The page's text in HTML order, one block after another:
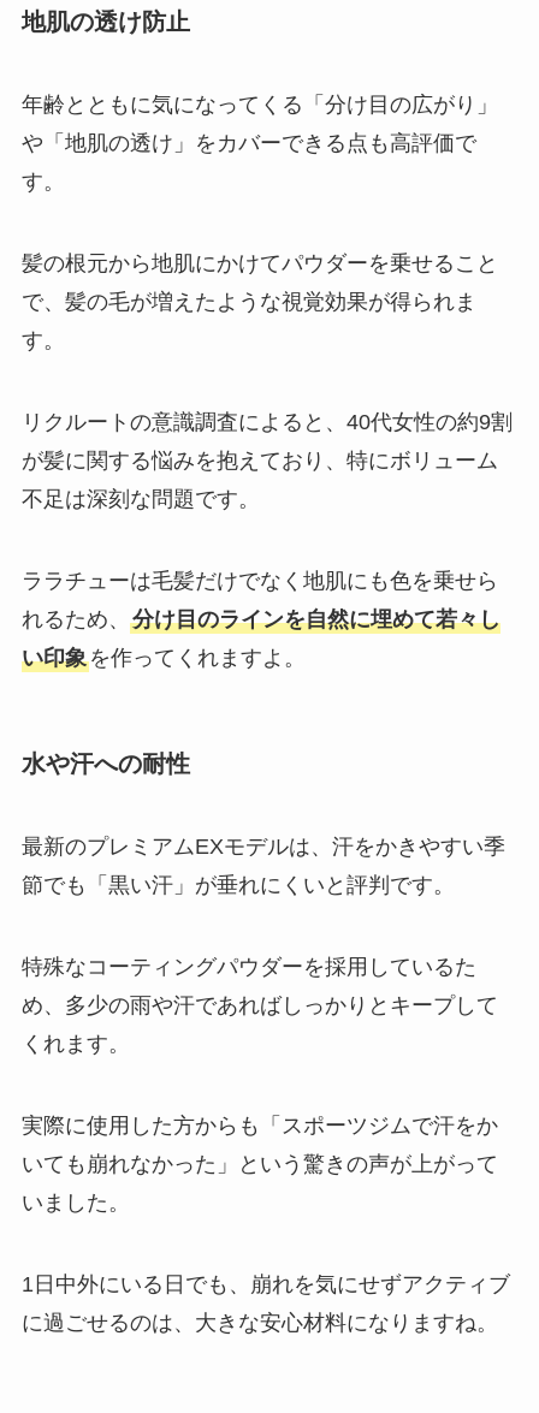
地肌の透け防止
年齢とともに気になってくる「分け目の広がり」
や「地肌の透け」をカバーできる点も高評価で
す。
髪の根元から地肌にかけてパウダーを乗せること
で、髪の毛が増えたような視覚効果が得られま
す。
リクルートの意識調査によると、40代女性の約9割
が髪に関する悩みを抱えており、特にボリューム
不足は深刻な問題です。
ララチューは毛髪だけでなく地肌にも色を乗せら
れるため、 分け目のラインを自然に埋めて若々し
い印象を作ってくれますよ。
水や汗への耐性
最新のプレミアムEXモデルは、汗をかきやすい季
節でも「黒い汗」が垂れにくいと評判です。
特殊なコーティングパウダーを採用しているた
め、多少の雨や汗であればしっかりとキープして
くれます。
実際に使用した方からも「スポーツジムで汗をか
いても崩れなかった」という驚きの声が上がって
いました。
1日中外にいる日でも、崩れを気にせずアクティブ
に過ごせるのは、大きな安心材料になりますね。